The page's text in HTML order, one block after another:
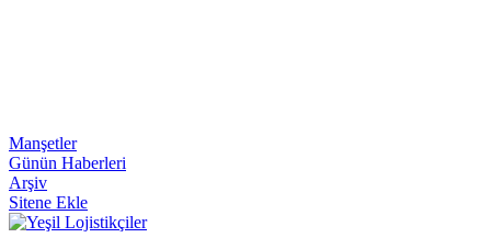
Manşetler
Günün Haberleri
Arşiv
Sitene Ekle